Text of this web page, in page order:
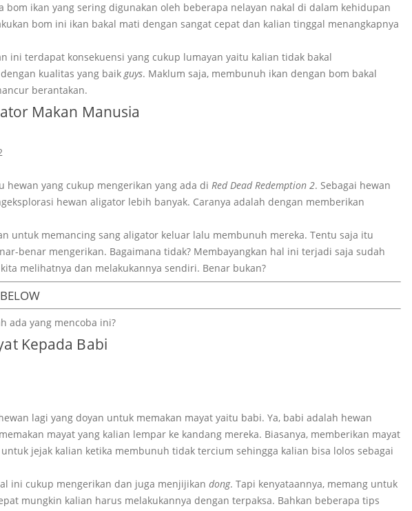
bom ikan yang sering digunakan oleh beberapa nelayan nakal di dalam kehidupan
bom ini ikan bakal mati dengan sangat cepat dan kalian tinggal menangkapnya
ini terdapat konsekuensi yang cukup lumayan yaitu kalian tidak bakal
kualitas yang baikguys. Maklum saja, membunuh ikan dengan bom bakal
berantakan.
Makan Manusia
hewan yang cukup mengerikan yang ada di Red Dead Redemption 2. Sebagai hewan
hewan aligator lebih banyak. Caranya adalah dengan memberikan
untuk memancing sang aligator keluar lalu membunuh mereka. Tentu saja itu
benar mengerikan. Bagaimana tidak? Membayangkan hal ini terjadi saja sudah
melihatnya dan melakukannya sendiri. Benar bukan?
ada yang mencoba ini?
Kepada Babi
lagi yang doyan untuk memakan mayat yaitu babi. Ya, babi adalah hewan
mayat yang kalian lempar ke kandang mereka. Biasanya, memberikan mayat
jejak kalian ketika membunuh tidak tercium sehingga kalian bisa lolos sebagai
ini cukup mengerikan dan juga menjijikan dong. Tapi kenyataannya, memang untuk
mungkin kalian harus melakukannya dengan terpaksa. Bahkan beberapa tips